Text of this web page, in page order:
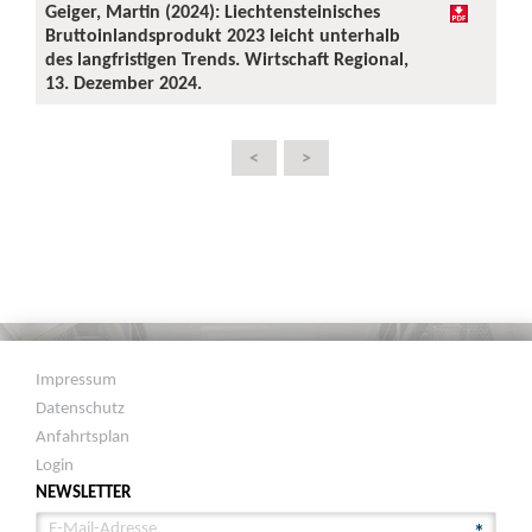
Geiger, Martin (2024): Liechtensteinisches
Bruttoinlandsprodukt 2023 leicht unterhalb
des langfristigen Trends. Wirtschaft Regional,
13. Dezember 2024.
< >
Impressum
Datenschutz
Anfahrtsplan
Login
NEWSLETTER